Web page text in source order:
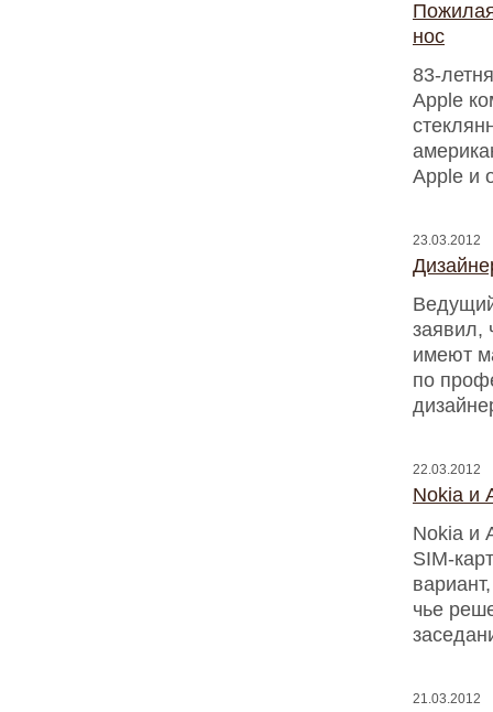
нос
83-
Apple
Apple и
23.03.2012
заявил,
имеют
по
22.03.2012
Nokia и
Nokia и
SIM-
чье
21.03.2012